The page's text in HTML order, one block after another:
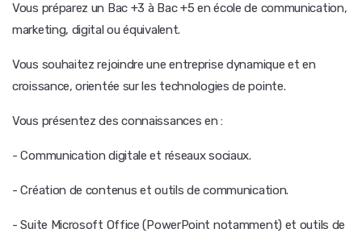
Vous préparez un Bac +3 à Bac +5 en école de communication,
marketing, digital ou équivalent.
Vous souhaitez rejoindre une entreprise dynamique et en
croissance, orientée sur les technologies de pointe.
Vous présentez des connaissances en :
- Communication digitale et réseaux sociaux.
- Création de contenus et outils de communication.
- Suite Microsoft Office (PowerPoint notamment) et outils de